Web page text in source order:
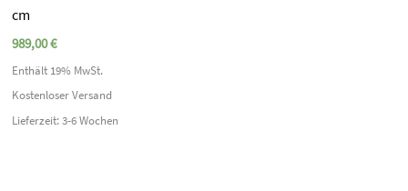
cm
989,00€
Enthält 19% MwSt.
Kostenloser Versand
Lieferzeit: 3-6 Wochen